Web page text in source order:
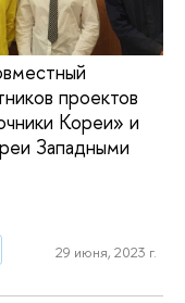
проектов
Кореи» и
Западными
29 июня, 2023 г.